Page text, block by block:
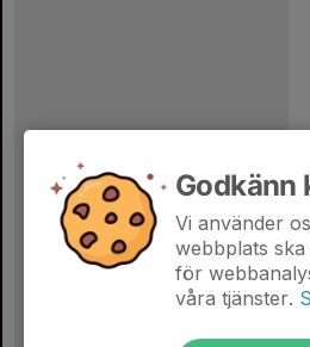
Godkänn
Vi använder
webbplats
för
våra tjänster.